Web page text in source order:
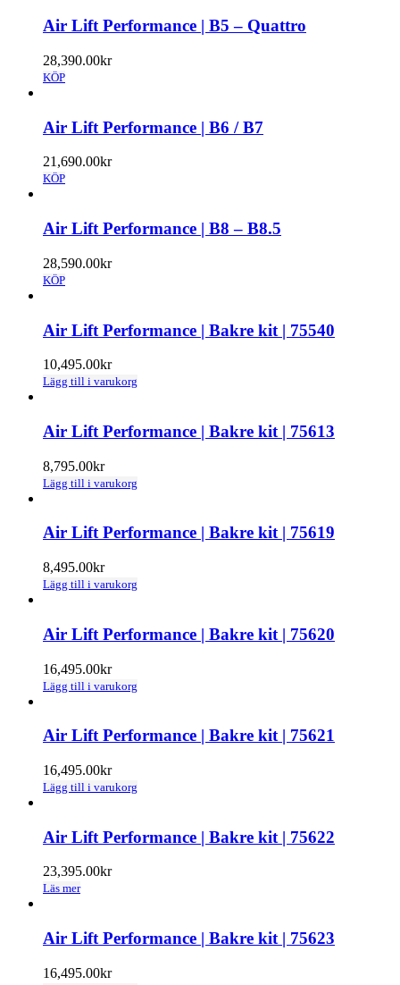
Air Lift Performance | B5 – Quattro
28,390.00kr
KÖP
Air Lift Performance | B6 / B7
21,690.00kr
KÖP
Air Lift Performance | B8 – B8.5
28,590.00kr
KÖP
Air Lift Performance | Bakre kit | 75540
10,495.00kr
Lägg till i varukorg
Air Lift Performance | Bakre kit | 75613
8,795.00kr
Lägg till i varukorg
Air Lift Performance | Bakre kit | 75619
8,495.00kr
Lägg till i varukorg
Air Lift Performance | Bakre kit | 75620
16,495.00kr
Lägg till i varukorg
Air Lift Performance | Bakre kit | 75621
16,495.00kr
Lägg till i varukorg
Air Lift Performance | Bakre kit | 75622
23,395.00kr
Läs mer
Air Lift Performance | Bakre kit | 75623
16,495.00kr